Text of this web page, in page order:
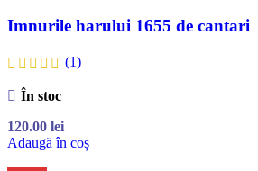
Imnurile harului 1655 de cantari
(1)
În stoc
120.00 lei
Adaugă în coș